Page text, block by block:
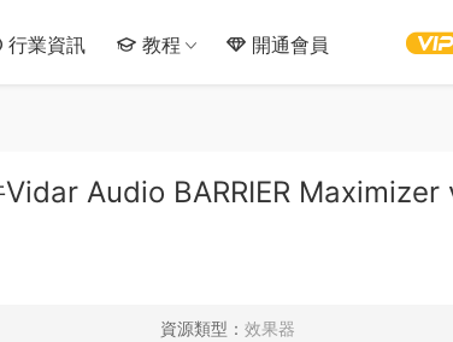
行業資訊 教程 開通會員
Audio BARRIER Maximizer
資源類型： 效果器